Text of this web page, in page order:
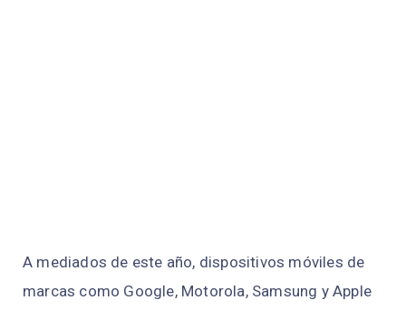
A mediados de este año, dispositivos móviles de
marcas como Google, Motorola, Samsung y Apple